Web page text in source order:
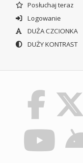
Posłuchaj teraz
Logowanie
DUŻA CZCIONKA
DUŻY KONTRAST